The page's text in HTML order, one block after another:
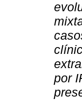
por